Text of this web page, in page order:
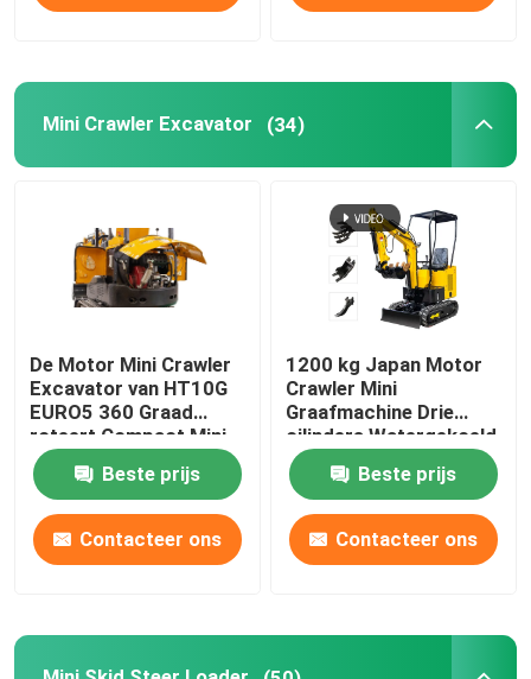
Mini Crawler Excavator (34)
De Motor Mini Crawler
Excavator van HT10G
EURO5 360 Graad
roteert Compact Mini
Digger
Beste prijs
Contacteer ons
1200 kg Japan Motor
Crawler Mini
Graafmachine Drie
cilinders Watergekoeld
Beste prijs
Contacteer ons